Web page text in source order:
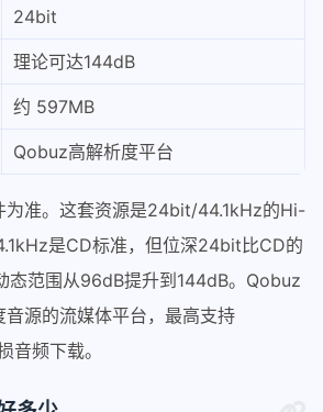
24bit
理论可达144dB
约 597MB
Qobuz高解析度平台
为准。这套资源是24bit/44.1kHz的Hi-
是CD标准，但位深24bit比CD的
态范围从96dB提升到144dB。Qobuz
音源的流媒体平台，最高支持
频下载。